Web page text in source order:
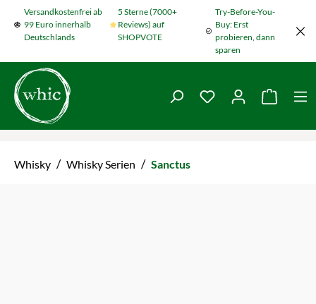
Zum Hauptinhalt springen
Versandkostenfrei ab
99 Euro innerhalb
Deutschlands
5 Sterne (7000+
Reviews) auf
SHOPVOTE
Try-Before-You-
Buy: Erst
probieren, dann
sparen
Du hast 0
Whisky / Whisky Serien / Sanctus